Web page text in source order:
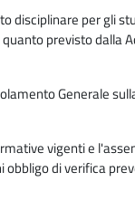
per gli
previsto dalla
Generale
vigenti e
di verifica